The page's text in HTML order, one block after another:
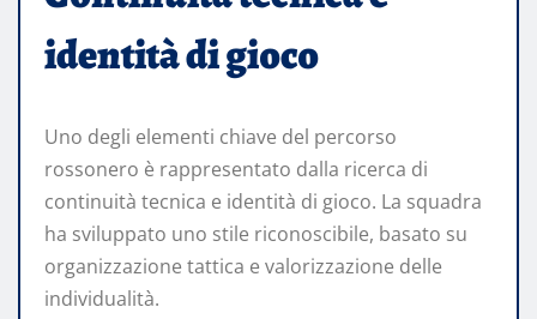
identità di gioco
Uno degli elementi chiave del percorso
rossonero è rappresentato dalla ricerca di
continuità tecnica e identità di gioco. La squadra
ha sviluppato uno stile riconoscibile, basato su
organizzazione tattica e valorizzazione delle
individualità.